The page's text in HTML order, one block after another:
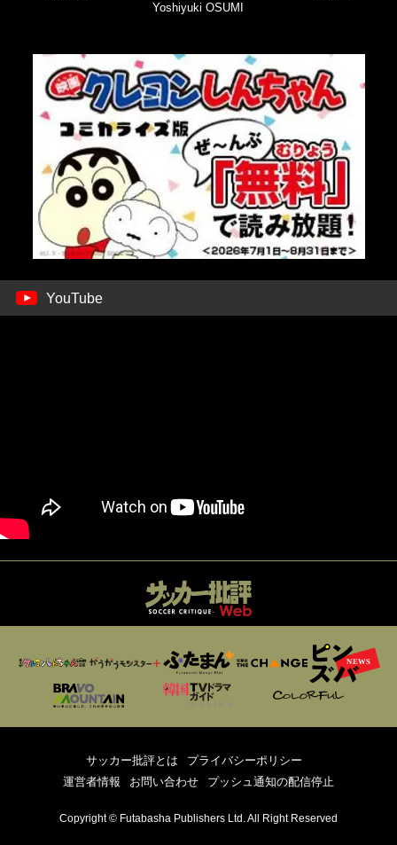
Yoshiyuki OSUMI
YouTube
サッカー批評とは
プライバシーポリシー
運営者情報
お問い合わせ プッシュ通知の配信停止
Copyright © Futabasha Publishers Ltd. All Right Reserved